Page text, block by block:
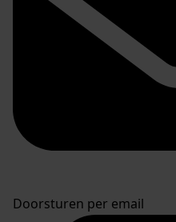
Doorsturen per email